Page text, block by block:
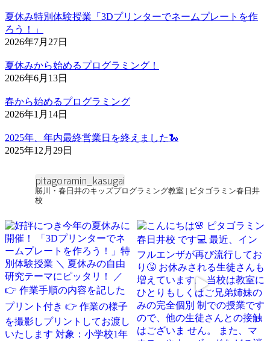
夏休み特別体験授業「3Dプリンターでネームプレートを作
ろう！」
2026年7月27日
夏休みから始めるプログラミング！
2026年6月13日
春から始めるプログラミング
2026年1月14日
2025年、年内最終営業日を終えました🐍
2025年12月29日
pitagoramin_kasugai
勝川・春日井のキッズプログラミング教室 | ピタゴラミン春日井
校